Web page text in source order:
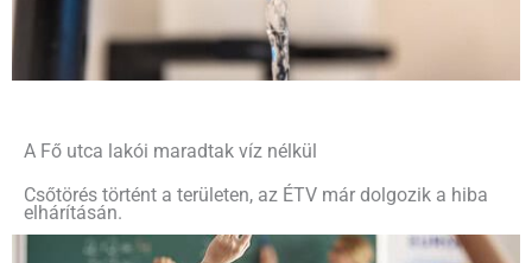
A Fő utca lakói maradtak víz nélkül
Csőtörés történt a területen, az ÉTV már dolgozik a hiba
elhárításán.